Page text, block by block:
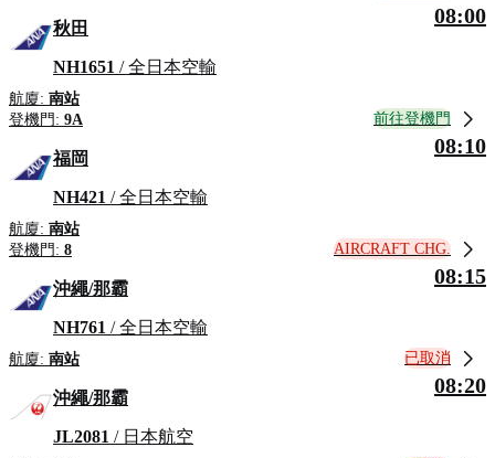
秋田
NH1651 / 全日本空輸
航廈: 南站
登機門: 9A
08:00
前往登機門
福岡
NH421 / 全日本空輸
航廈: 南站
登機門: 8
08:10
AIRCRAFT CHG.
沖繩/那霸
NH761 / 全日本空輸
航廈: 南站
08:15
已取消
沖繩/那霸
JL2081 / 日本航空
08:20